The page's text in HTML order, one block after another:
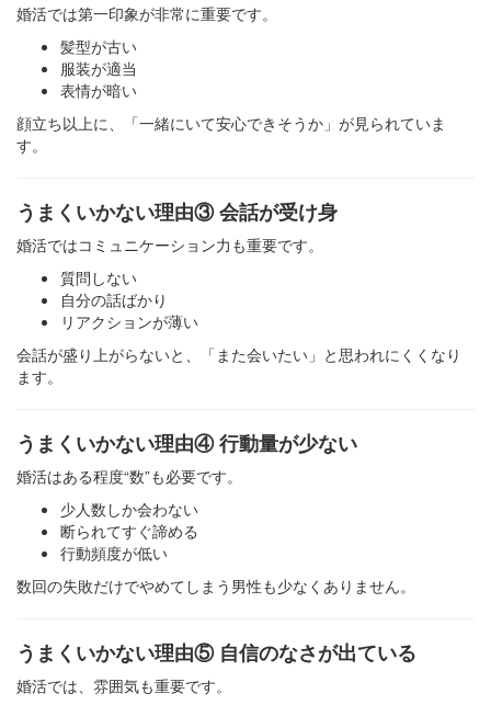
婚活では第一印象が非常に重要です。
髪型が古い
服装が適当
表情が暗い
顔立ち以上に、「一緒にいて安心できそうか」が見られていま
す。
うまくいかない理由③ 会話が受け身
婚活ではコミュニケーション力も重要です。
質問しない
自分の話ばかり
リアクションが薄い
会話が盛り上がらないと、「また会いたい」と思われにくくなり
ます。
うまくいかない理由④ 行動量が少ない
婚活はある程度“数”も必要です。
少人数しか会わない
断られてすぐ諦める
行動頻度が低い
数回の失敗だけでやめてしまう男性も少なくありません。
うまくいかない理由⑤ 自信のなさが出ている
婚活では、雰囲気も重要です。